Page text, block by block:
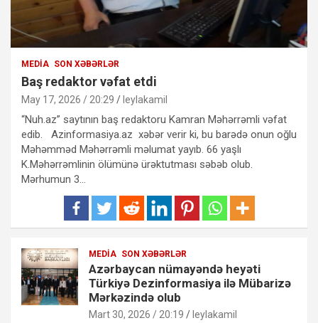
MEDIA SON XƏBƏRLƏR
Baş redaktor vəfat etdi
May 17, 2026 / 20:29 leylakamil
“Nuh.az” saytının baş redaktoru Kamran Məhərrəmli vəfat
edib. Azinformasiya.az xəbər verir ki, bu barədə onun oğlu
Məhəmməd Məhərrəmli məlumat yayıb. 66 yaşlı
K.Məhərrəmlinin ölümünə ürəktutması səbəb olub.
Mərhumun 3…
MEDIA SON XƏBƏRLƏR
Azərbaycan nümayəndə heyəti
Türkiyə Dezinformasiya ilə Mübarizə
Mərkəzində olub
Mart 30, 2026 / 20:19 leylakamil